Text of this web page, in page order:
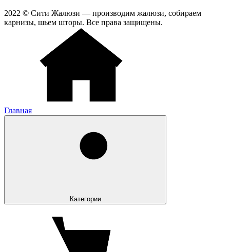
2022 © Сити Жалюзи — производим жалюзи, собираем
карнизы, шьем шторы. Все права защищены.
Главная
Категории